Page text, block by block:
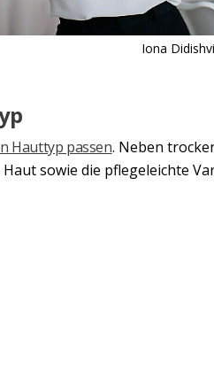
Iona
Hauttyp passen. Neben
sowie die pflegeleichte